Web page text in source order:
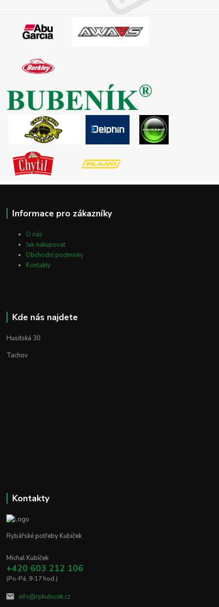
Informace pro zákazníky
O nás
Jak nakupovat
Obchodní podmínky
Kontakty
Kde nás najdete
Husitská 30
Tachov
Kontakty
Rybářské potřeby Kubíček
Michal Kubíček
+420 603 212 106
(Po-Pá, 9-17 hod.)
info@rpkubicek.cz